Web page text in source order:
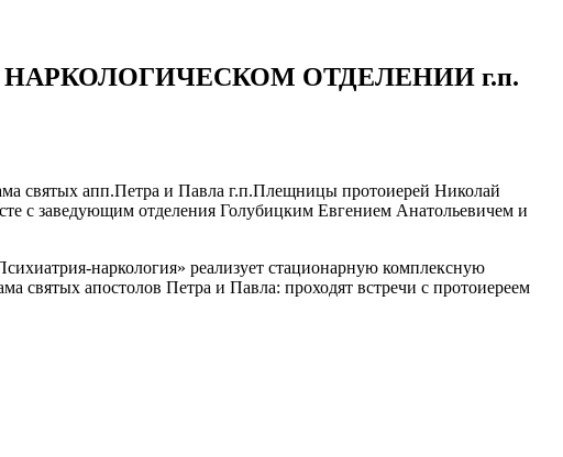
ОТДЕЛЕНИИ г.п.
святых апп.Петра и Павла г.п.Плещницы протоиерей Николай
с заведующим отделения Голубицким Евгением Анатольевичем и
наркология» реализует стационарную комплексную
святых апостолов Петра и Павла: проходят встречи с протоиереем